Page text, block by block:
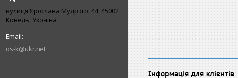
вулиця Ярослава Мудрого, 44, 45002,
Ковель, Україна
os-k@ukr.net
Інформація для клієнтів